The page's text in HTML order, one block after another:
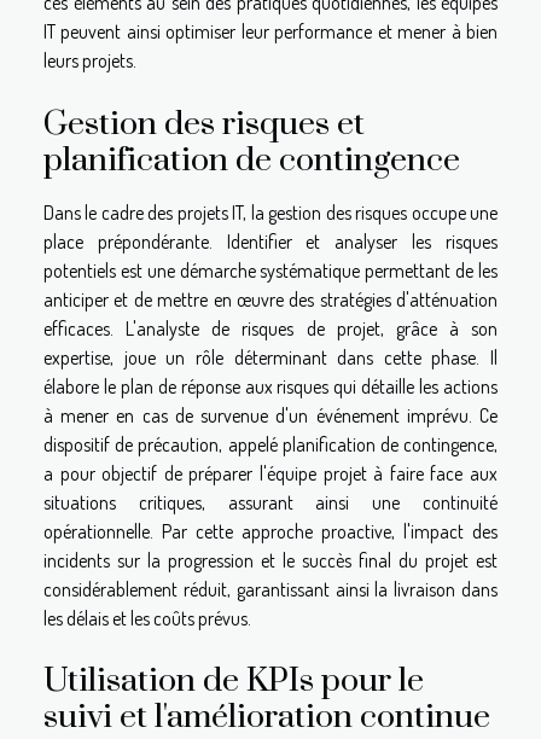
IT peuvent ainsi optimiser leur performance et mener à bien
leurs projets.
Gestion des risques et
planification de contingence
Dans le cadre des projets IT, la gestion des risques occupe une
place prépondérante. Identifier et analyser les risques
potentiels est une démarche systématique permettant de les
anticiper et de mettre en œuvre des stratégies d'atténuation
efficaces. L'analyste de risques de projet, grâce à son
expertise, joue un rôle déterminant dans cette phase. Il
élabore le plan de réponse aux risques qui détaille les actions
à mener en cas de survenue d'un événement imprévu. Ce
dispositif de précaution, appelé planification de contingence,
a pour objectif de préparer l'équipe projet à faire face aux
situations critiques, assurant ainsi une continuité
opérationnelle. Par cette approche proactive, l'impact des
incidents sur la progression et le succès final du projet est
considérablement réduit, garantissant ainsi la livraison dans
les délais et les coûts prévus.
Utilisation de KPIs pour le
suivi et l'amélioration continue